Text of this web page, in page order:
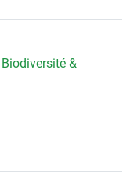
Biodiversité &